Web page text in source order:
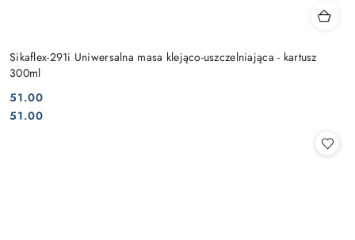
Sikaflex-291i Uniwersalna masa klejąco-uszczelniająca - kartusz
300ml
Cena:
51.00
Cena:
51.00